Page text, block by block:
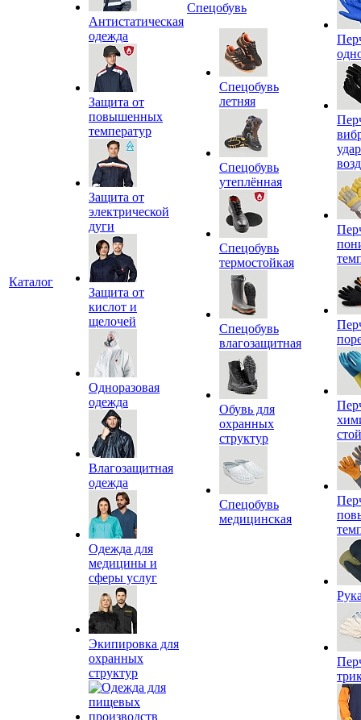
Каталог
Антистатическая
одежда
Защита от
повышенных
температур
Защита от
электрической
дуги
Защита от
кислот и
щелочей
Одноразовая
одежда
Влагозащитная
одежда
Одежда для
медицины и
сферы услуг
Экипировка для
охранных
структур
Спецобувь
Спецобувь
летняя
Спецобувь
утеплённая
Спецобувь
термостойкая
Спецобувь
влагозащитная
Обувь для
охранных
структур
Спецобувь
медицинская